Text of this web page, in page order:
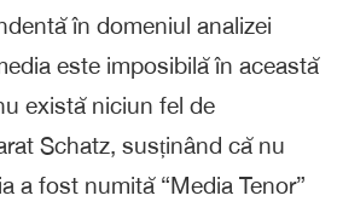
în domeniul analizei
este imposibilă în această
există niciun fel de
Schatz, susținând că nu
a fost numită “Media Tenor”